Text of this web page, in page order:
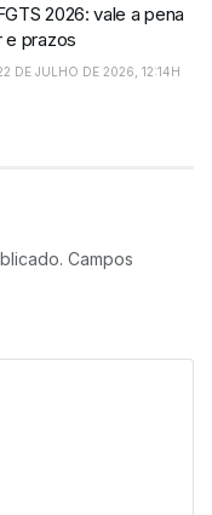
2026: vale a pena
e prazos
DE JULHO DE 2026, 12:14H
Campos